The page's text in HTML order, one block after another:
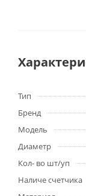
Тип
Бренд
Модель
Диаметр
Кол- во шт/уп
Наличе счетчика